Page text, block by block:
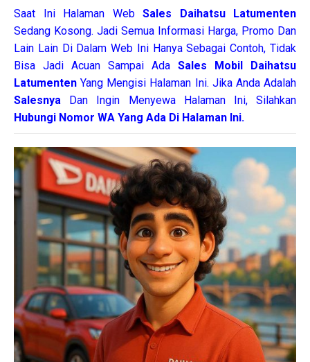
Saat Ini Halaman Web Sales
Daihatsu Latumenten
Sedang Kosong. Jadi Semua Informasi Harga, Promo Dan
Lain Lain Di Dalam Web Ini Hanya Sebagai Contoh, Tidak
Bisa Jadi Acuan Sampai Ada Sales Mobil Daihatsu
LatumentenYang Mengisi Halaman Ini. Jika Anda Adalah
Salesnya Dan Ingin Menyewa Halaman Ini, Silahkan
Hubungi Nomor WA Yang Ada Di Halaman Ini.